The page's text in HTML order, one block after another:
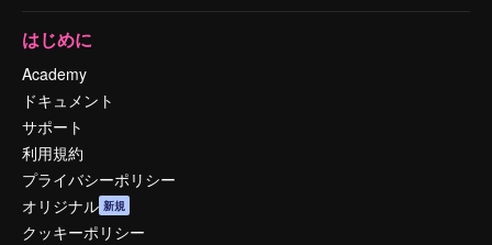
はじめに
Academy
ドキュメント
サポート
利用規約
プライバシーポリシー
オリジナル 新規
クッキーポリシー